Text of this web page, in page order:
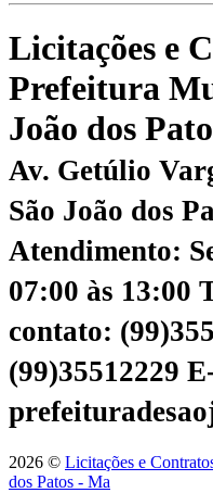
Licitações e
Prefeitura
João dos
Av. Getúlio
São João dos
Atendimento:
07:00 às 13:00
contato:
(99)35512229
2026 © Licitações e
dos Patos - Ma